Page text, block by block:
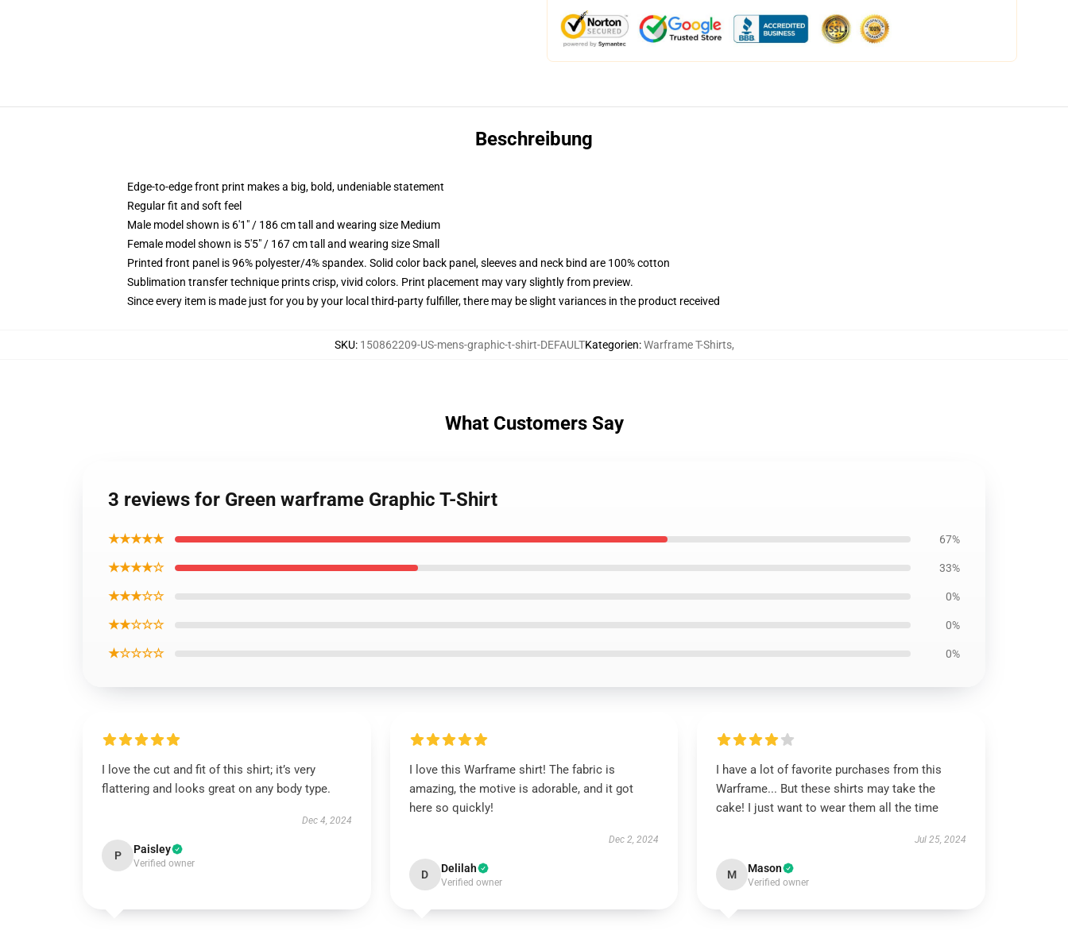
Beschreibung
Edge-to-edge front print makes a big, bold, undeniable statement
Regular fit and soft feel
Male model shown is 6'1" / 186 cm tall and wearing size Medium
Female model shown is 5'5" / 167 cm tall and wearing size Small
Printed front panel is 96% polyester/4% spandex. Solid color back panel, sleeves and neck bind are 100% cotton
Sublimation transfer technique prints crisp, vivid colors. Print placement may vary slightly from preview.
Since every item is made just for you by your local third-party fulfiller, there may be slight variances in the product received
SKU: 150862209-US-mens-graphic-t-shirt-DEFAULTKategorien:Warframe T-Shirts,
What Customers Say
3 reviews for Green warframe Graphic T-Shirt
★★★★★ 67%
★★★★☆ 33%
★★★☆☆ 0%
★★☆☆☆ 0%
★☆☆☆☆ 0%
I love the cut and fit of this shirt; it’s very
flattering and looks great on any body type.
Dec 4, 2024
P Paisley
Verified owner
I love this Warframe shirt! The fabric is
amazing, the motive is adorable, and it got
here so quickly!
Dec 2, 2024
D Delilah
Verified owner
I have a lot of favorite purchases from this
Warframe... But these shirts may take the
cake! I just want to wear them all the time
Jul 25, 2024
M Mason
Verified owner